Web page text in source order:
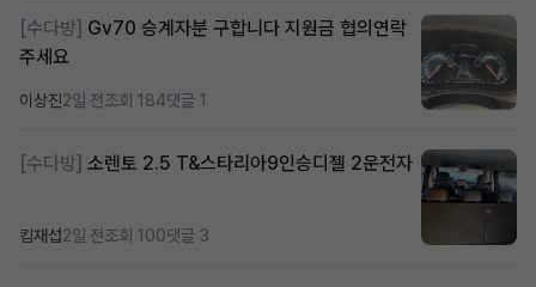
[수다방] Gv70 승계자분 구합니다 지원금 협의연락
주세요
이상진2일 전조회 184댓글 1
[수다방] 소렌토 2.5 T&스타리아9인승디젤 2운전자
킴재섭2일 전조회 100댓글 3